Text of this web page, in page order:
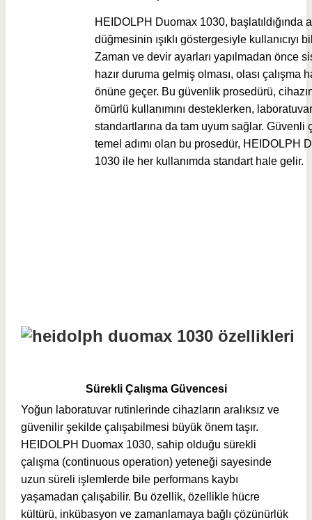
HEIDOLPH Duomax 1030, başlatıldığında
düğmesinin ışıklı göstergesiyle kullanıcıyı
Zaman ve devir ayarları yapılmadan önce
hazır duruma gelmiş olması, olası çalışma
önüne geçer. Bu güvenlik prosedürü,
ömürlü kullanımını desteklerken,
standartlarına da tam uyum sağlar. Güvenli
temel adımı olan bu prosedür, HEIDOLPH
1030 ile her kullanımda standart hale gelir.
Sürekli Çalışma Güvencesi
Yoğun laboratuvar rutinlerinde cihazların aralıksız ve
güvenilir şekilde çalışabilmesi büyük önem taşır.
HEIDOLPH Duomax 1030, sahip olduğu sürekli
çalışma (continuous operation) yeteneği sayesinde
uzun süreli işlemlerde bile performans kaybı
yaşamadan çalışabilir. Bu özellik, özellikle hücre
kültürü, inkübasyon ve zamanlamaya bağlı çözünürlük